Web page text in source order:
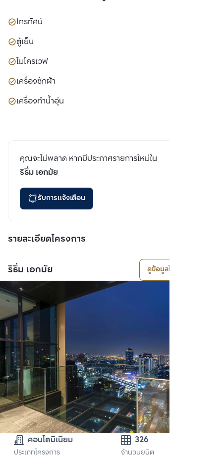
โทรทัศน์
ตู้เย็น
ไมโครเวฟ
เครื่องซักผ้า
เครื่องทำน้ำอุ่น
คุณจะไม่พลาด หากมีประกาศรายการใหม่ใน
ริธึ่ม เอกมัย
รับการแจ้งเตือน
รายละเอียดโครงการ
ริธึ่ม เอกมัย ดูข้อมูลโครงการ
คอนโดมิเนียม
ประเภทโครงการ
326
จำนวนยูนิต